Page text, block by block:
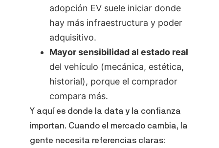
adopción EV suele iniciar donde
hay más infraestructura y poder
adquisitivo.
Mayor sensibilidad al estado real
del vehículo (mecánica, estética,
historial), porque el comprador
compara más.
Y aquí es donde la data y la confianza
importan. Cuando el mercado cambia, la
gente necesita referencias claras: